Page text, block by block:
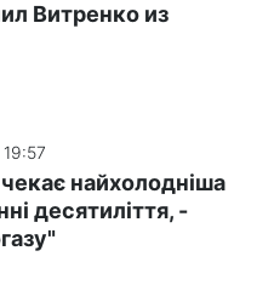
Витренко из
чекає найхолодніша
десятиліття, -